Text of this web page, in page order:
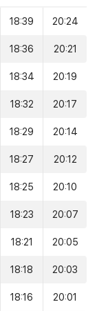
18:39 20:24
18:36 20:21
18:34 20:19
18:32 20:17
18:29 20:14
18:27 20:12
18:25 20:10
18:23 20:07
18:21 20:05
18:18 20:03
18:16 20:01